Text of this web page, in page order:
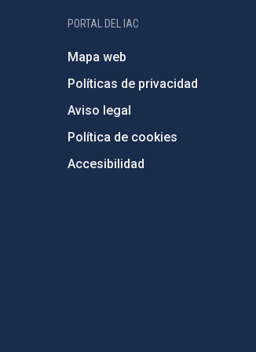
PORTAL DEL IAC
Mapa web
Políticas de privacidad
Aviso legal
Política de cookies
Accesibilidad